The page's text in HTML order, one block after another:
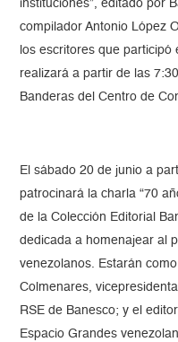
instituciones”, editado por
compilador Antonio López
los escritores que
realizará a partir de las
Banderas del Centro de
El sábado 20 de junio a
patrocinará la charla “70
de la Colección Editorial
dedicada a homenajear al
venezolanos. Estarán
Colmenares,
RSE de Banesco; y el
Espacio Grandes